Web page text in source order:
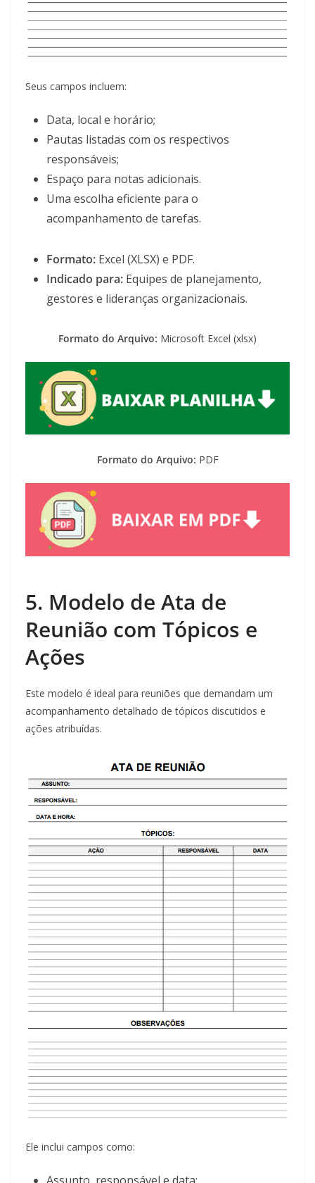
Seus campos incluem:
Data, local e horário;
Pautas listadas com os respectivos
responsáveis;
Espaço para notas adicionais.
Uma escolha eficiente para o
acompanhamento de tarefas.
Formato: Excel (XLSX) e PDF.
Indicado para: Equipes de planejamento,
gestores e lideranças organizacionais.
Formato do Arquivo: Microsoft Excel (xlsx)
Formato do Arquivo: PDF
5. Modelo de Ata de
Reunião com Tópicos e
Ações
Este modelo é ideal para reuniões que demandam um
acompanhamento detalhado de tópicos discutidos e
ações atribuídas.
Ele inclui campos como: